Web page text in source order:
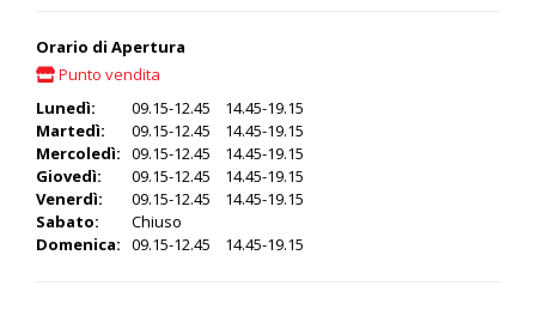
Orario di Apertura
Punto vendita
Lunedì:
09.15-12.45 14.45-19.15
Martedì:
09.15-12.45 14.45-19.15
Mercoledì: 09.15-12.45 14.45-19.15
Giovedì:
09.15-12.45 14.45-19.15
Venerdì:
09.15-12.45 14.45-19.15
Sabato:
Chiuso
Domenica: 09.15-12.45 14.45-19.15